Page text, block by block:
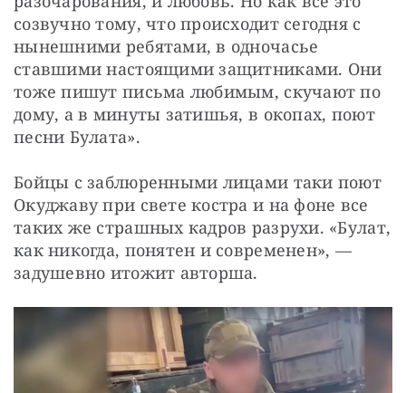
созвучно тому, что происходит сегодня с
нынешними ребятами, в одночасье
ставшими настоящими защитниками. Они
тоже пишут письма любимым, скучают по
дому, а в минуты затишья, в окопах, поют
песни Булата».
Бойцы с заблюренными лицами таки поют
Окуджаву при свете костра и на фоне все
таких же страшных кадров разрухи. «Булат,
как никогда, понятен и современен», —
задушевно итожит авторша.